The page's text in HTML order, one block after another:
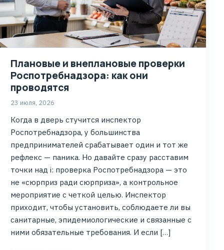
Плановые и внеплановые проверки
Роспотребнадзора: как они
проводятся
23 июля, 2026
Когда в дверь стучится инспектор
Роспотребнадзора, у большинства
предпринимателей срабатывает один и тот же
рефлекс — паника. Но давайте сразу расставим
точки над i: проверка Роспотребнадзора — это
не «сюрприз ради сюрприза», а контрольное
мероприятие с четкой целью. Инспектор
приходит, чтобы установить, соблюдаете ли вы
санитарные, эпидемиологические и связанные с
ними обязательные требования. И если […]